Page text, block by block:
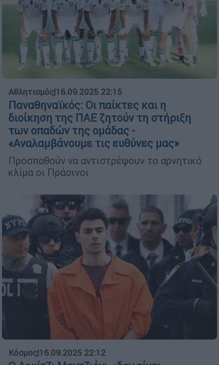
Αθλητισμός|16.09.2025 22:15
Παναθηναϊκός: Οι παίκτες και η
διοίκηση της ΠΑΕ ζητούν τη στήριξη
των οπαδών της ομάδας -
«Αναλαμβάνουμε τις ευθύνες μας»
Προσπαθούν να αντιστρέψουν το αρνητικό
κλίμα οι Πράσινοι
Κόσμος|16.09.2025 22:12